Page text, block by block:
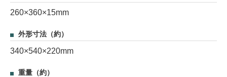
260×360×15mm
外形寸法（約）
340×540×220mm
重量（約）